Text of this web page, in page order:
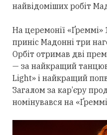
найвідоміших робіт
На церемонії
приніс Мадонні три
Орбіт отримав дві
— за найкращий
Light» і найкращий
Загалом за кар’єру
номінувався на